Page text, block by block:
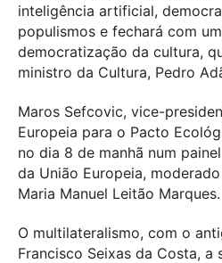
inteligência artificial,
populismos e fechará com
democratização da cultura,
ministro da Cultura, Pedro
Maros Sefcovic, vice-
Europeia para o Pacto
no dia 8 de manhã num
da União Europeia,
Maria Manuel Leitão Marques.
O multilateralismo, com o
Francisco Seixas da Costa, a